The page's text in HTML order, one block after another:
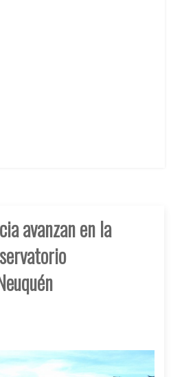
avanzan en la